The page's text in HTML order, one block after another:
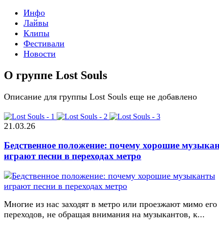
Инфо
Лайвы
Клипы
Фестивали
Новости
О группе Lost Souls
Описание для группы Lost Souls еще не добавлено
21.03.26
Бедственное положение: почему хорошие
играют песни в переходах метро
Многие из нас заходят в метро или проезжают мимо его
переходов, не обращая внимания на музыкантов, к...